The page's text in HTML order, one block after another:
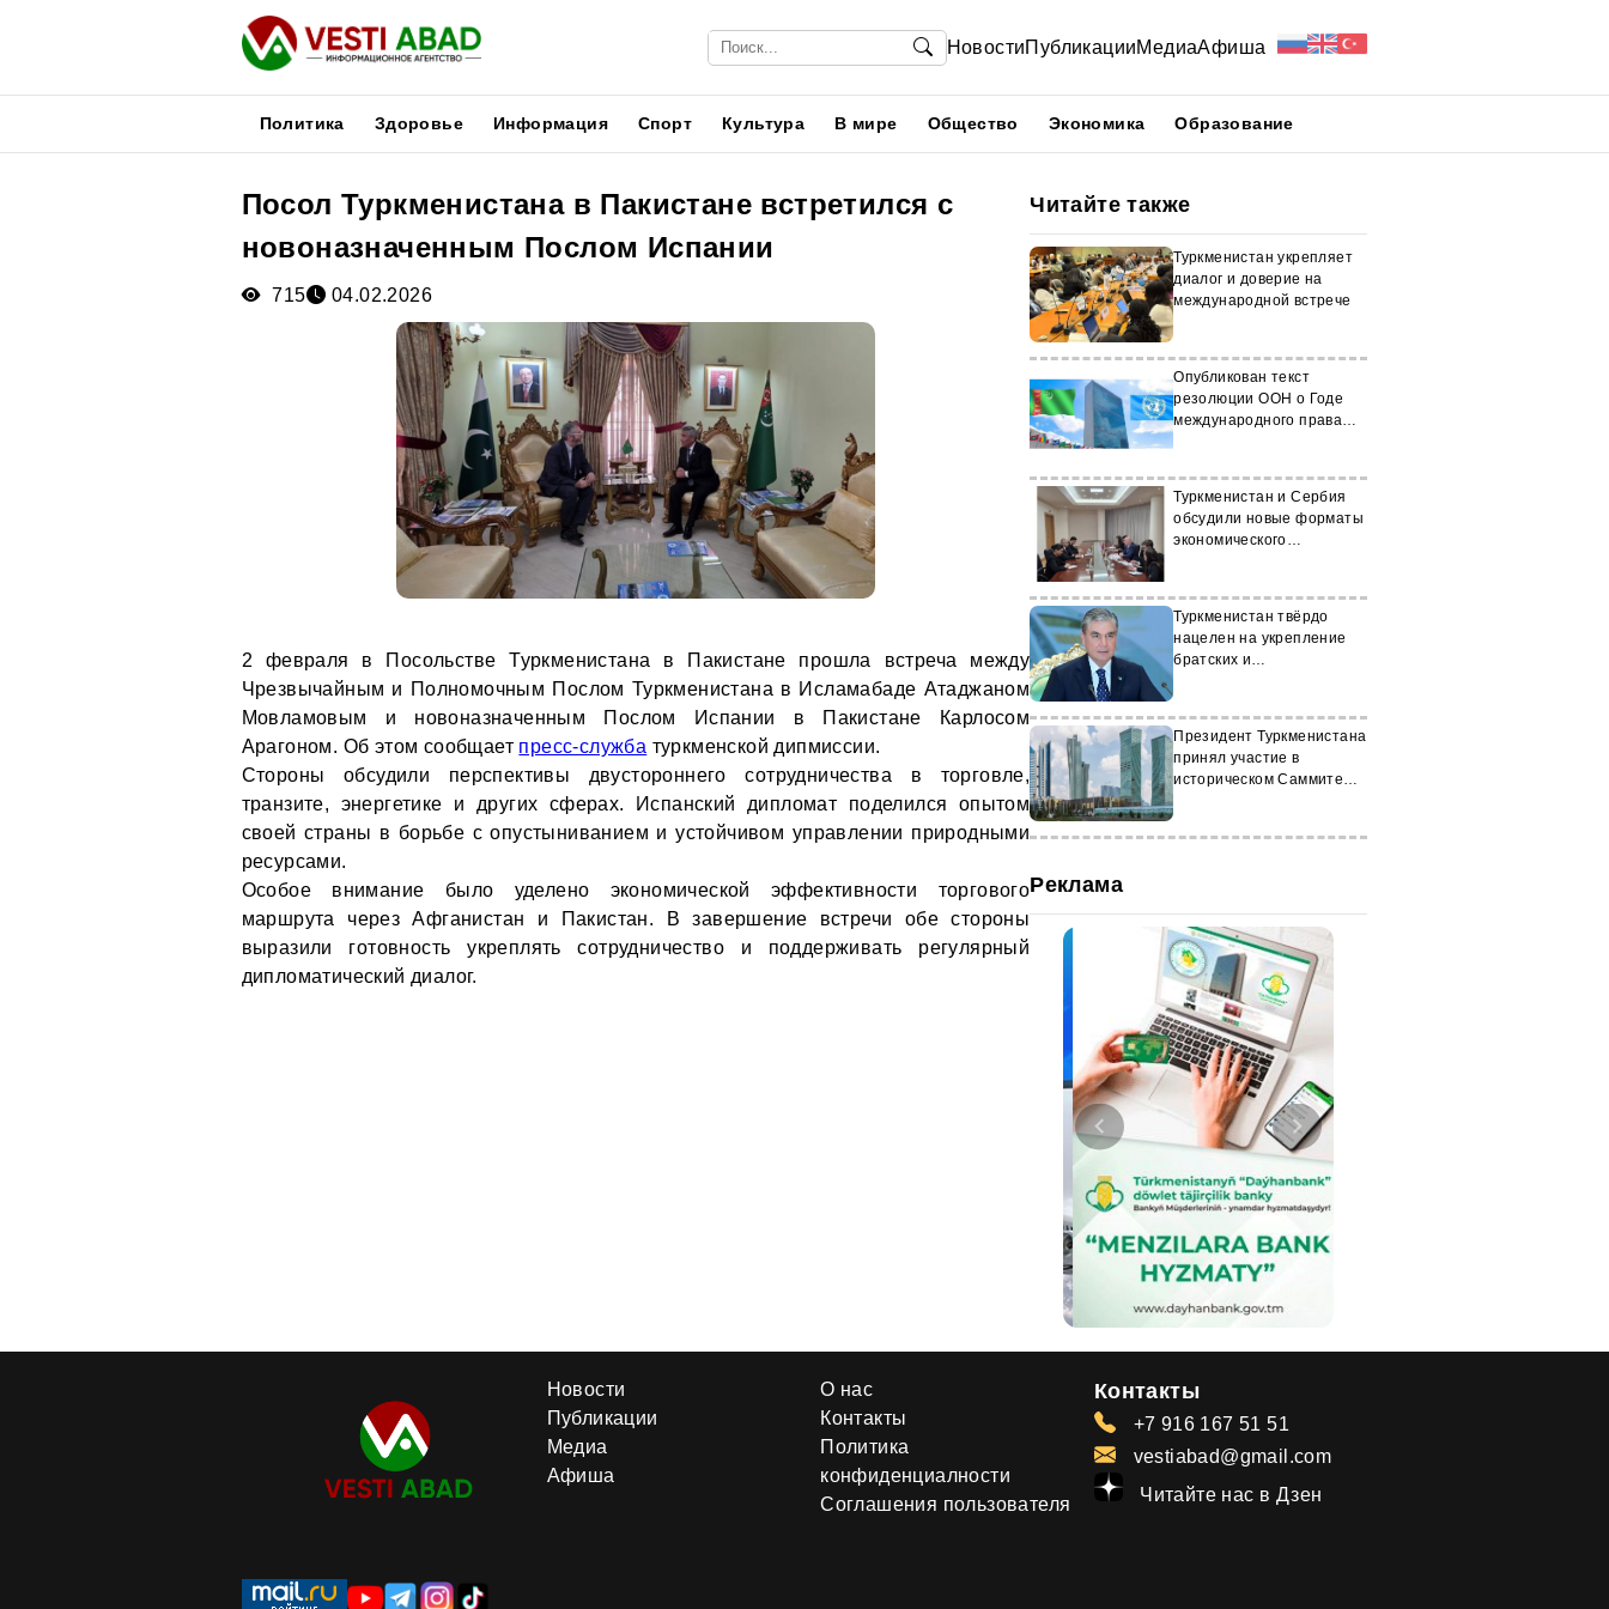
НовостиПубликацииМедиаАфиша
Политика Здоровье Информация Спорт Культура В мире Общество Экономика Образование
Посол Туркменистана в Пакистане встретился с
новоназначенным Послом Испании
715 04.02.2026
2 февраля в Посольстве Туркменистана в Пакистане прошла встреча между
Чрезвычайным и Полномочным Послом Туркменистана в Исламабаде Атаджаном
Мовламовым и новоназначенным Послом Испании в Пакистане Карлосом
Арагоном. Об этом сообщает пресс-служба туркменской дипмиссии.
Стороны обсудили перспективы двустороннего сотрудничества в торговле,
транзите, энергетике и других сферах. Испанский дипломат поделился опытом
своей страны в борьбе с опустыниванием и устойчивом управлении природными
ресурсами.
Особое внимание было уделено экономической эффективности торгового
маршрута через Афганистан и Пакистан. В завершение встречи обе стороны
выразили готовность укреплять сотрудничество и поддерживать регулярный
дипломатический диалог.
Читайте также
Туркменистан укрепляет
диалог и доверие на
международной встрече
Опубликован текст
резолюции ООН о Годе
международного права
Туркменистан и Сербия
обсудили новые форматы
экономического
Туркменистан твёрдо
нацелен на укрепление
братских и
Президент Туркменистана
принял участие в
историческом Саммите
Реклама
Новости
Публикации
Медиа
Афиша
О нас
Контакты
Политика
конфиденциалности
Соглашения пользователя
Контакты
+7 916 167 51 51
vestiabad@gmail.com
Читайте нас в Дзен